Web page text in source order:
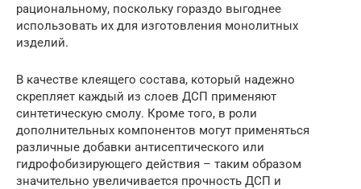
рациональному, поскольку гораздо выгоднее
использовать их для изготовления монолитных
изделий.
В качестве клеящего состава, который надежно
скрепляет каждый из слоев ДСП применяют
синтетическую смолу. Кроме того, в роли
дополнительных компонентов могут применяться
различные добавки антисептического или
гидрофобизирующего действия – таким образом
значительно увеличивается прочность ДСП и